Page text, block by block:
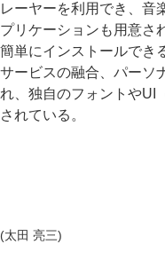
レーヤーを利用でき、音
プリケーションも用意さ
簡単にインストールでき
サービスの融合、パーソ
れ、独自のフォントやUI
されている。
(太田 亮三)